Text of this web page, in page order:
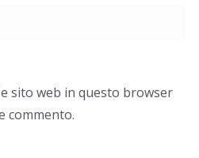
sito web in questo browser
commento.